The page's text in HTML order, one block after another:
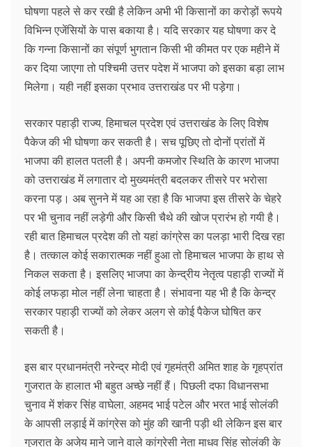
घोषणा पहले से कर रखी है लेकिन अभी भी किसानों का करोड़ों रूपये
विभिन्न एजेंसियों के पास बकाया है। यदि सरकार यह घोषणा कर दे
कि गन्ना किसानों का संपूर्ण भुगतान किसी भी कीमत पर एक महीने में
कर दिया जाएगा तो पश्चिमी उत्तर पदेश में भाजपा को इसका बड़ा लाभ
मिलेगा। यही नहीं इसका प्रभाव उत्तराखंड पर भी पड़ेगा।
सरकार पहाड़ी राज्य, हिमाचल प्रदेश एवं उत्तराखंड के लिए विशेष
पैकेज की भी घोषणा कर सकती है। सच पूछिए तो दोनों प्रांतों में
भाजपा की हालत पतली है। अपनी कमजोर स्थिति के कारण भाजपा
को उत्तराखंड में लगातार दो मुख्यमंत्री बदलकर तीसरे पर भरोसा
करना पड़। अब सुनने में यह आ रहा है कि भाजपा इस तीसरे के चेहरे
पर भी चुनाव नहीं लड़ेगी और किसी चैथे की खोज प्रारंभ हो गयी है।
रही बात हिमाचल प्रदेश की तो यहां कांग्रेस का पलड़ा भारी दिख रहा
है। तत्काल कोई सकारात्मक नहीं हुआ तो हिमाचल भाजपा के हाथ से
निकल सकता है। इसलिए भाजपा का केन्द्रीय नेतृत्व पहाड़ी राज्यों में
कोई लफड़ा मोल नहीं लेना चाहता है। संभावना यह भी है कि केन्द्र
सरकार पहाड़ी राज्यों को लेकर अलग से कोई पैकेज घोषित कर
सकती है।
इस बार प्रधानमंत्री नरेन्द्र मोदी एवं गृहमंत्री अमित शाह के गृहप्रांत
गुजरात के हालात भी बहुत अच्छे नहीं हैं। पिछली दफा विधानसभा
चुनाव में शंकर सिंह वाघेला, अहमद भाई पटेल और भरत भाई सोलंकी
के आपसी लड़ाई में कांग्रेस को मुंह की खानी पड़ी थी लेकिन इस बार
गुजरात के अजेय माने जाने वाले कांग्रेसी नेता माधव सिंह सोलंकी के